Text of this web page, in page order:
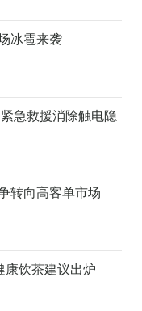
冰雹来袭
急救援消除触电隐
转向高客单市场
康饮茶建议出炉